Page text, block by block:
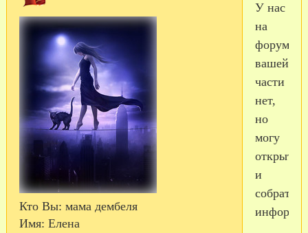
Кто Вы: мама дембеля
Имя: Елена
У нас
на
форуме
вашей
части
нет,
но
могу
открыть
и
собрать